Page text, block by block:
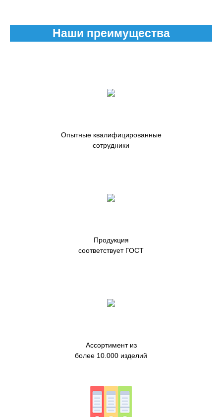
Наши преимущества
Опытные квалифицированные
сотрудники
Продукция
соответствует ГОСТ
Ассортимент из
более 10.000 изделий